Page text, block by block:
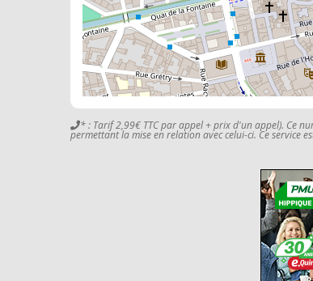
* : Tarif 2,99€ TTC par appel + prix d'un appel). Ce
permettant la mise en relation avec celui-ci. Ce service